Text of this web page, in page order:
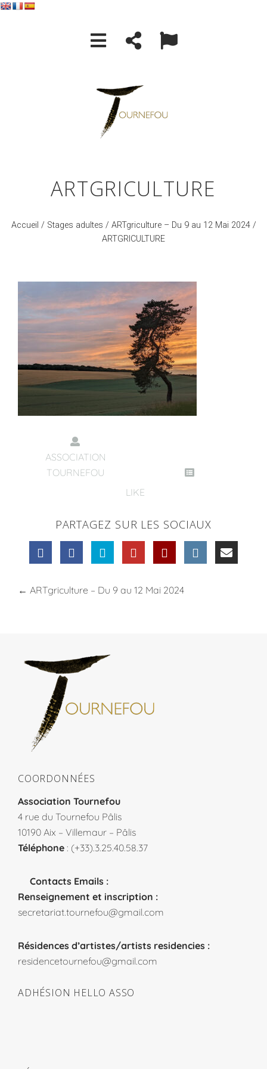
ARTGRICULTURE
Accueil / Stages adultes / ARTgriculture – Du 9 au 12 Mai 2024/
ARTGRICULTURE
ASSOCIATION
TOURNEFOU
LIKE
PARTAGEZ SUR LES SOCIAUX
← ARTgriculture – Du 9 au 12 Mai 2024
COORDONNÉES
Association Tournefou
4 rue du Tournefou Pâlis
10190 Aix – Villemaur – Pâlis
Téléphone : (+33).3.25.40.58.37
Contacts Emails :
Renseignement et inscription :
secretariat.tournefou@gmail.com
Résidences d’artistes/artists residencies :
residencetournefou@gmail.com
ADHÉSION HELLO ASSO